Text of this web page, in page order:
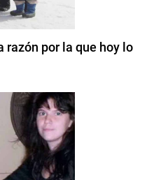
razón por la que hoy lo